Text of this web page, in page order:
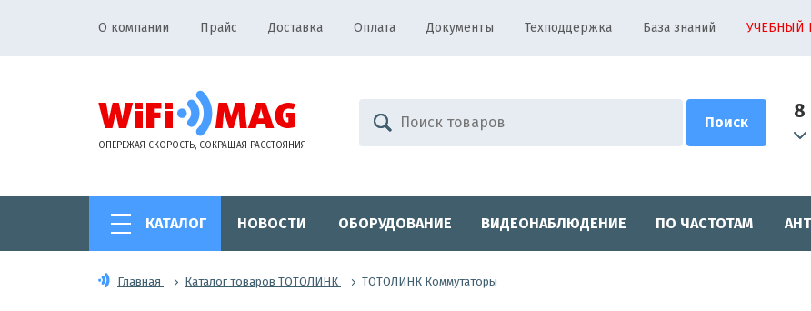
О компании Прайс Доставка Оплата Документы Техподдержка База знаний УЧЕБНЫЙ
ОПЕРЕЖАЯ СКОРОСТЬ, СОКРАЩАЯ РАССТОЯНИЯ
8
КАТАЛОГ НОВОСТИ ОБОРУДОВАНИЕ ВИДЕОНАБЛЮДЕНИЕ ПО ЧАСТОТАМ
Главная Каталог товаров ТОТОЛИНК ТОТОЛИНК Коммутаторы